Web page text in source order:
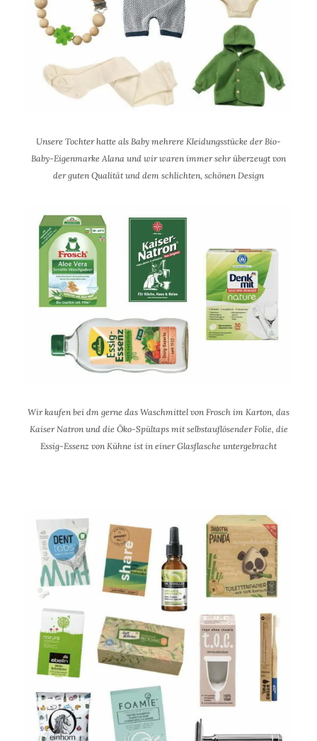
Unsere Tochter hatte als Baby mehrere Kleidungsstücke der Bio-
Baby-Eigenmarke Alana und wir waren immer sehr überzeugt von
der guten Qualität und dem schlichten, schönen Design
Wir kaufen bei dm gerne das Waschmittel von Frosch im Karton, das
Kaiser Natron und die Öko-Spültaps mit selbstauflösender Folie, die
Essig-Essenz von Kühne ist in einer Glasflasche untergebracht